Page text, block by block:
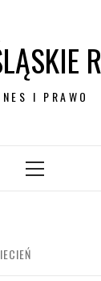
I PRAWO
Menu